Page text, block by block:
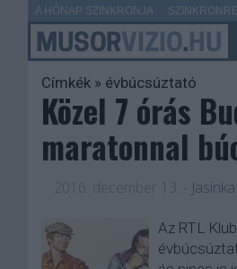
A HÓNAP SZINKRONJA
Címkék» évbúcsúztató
Közel 7 órás
maratonnal
2016. december 13.
Az RTL